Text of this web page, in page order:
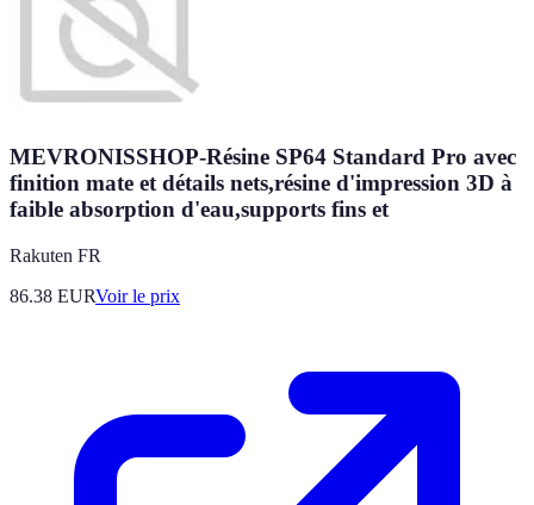
MEVRONISSHOP-Résine SP64 Standard Pro avec
finition mate et détails nets,résine d'impression 3D à
faible absorption d'eau,supports fins et
Rakuten FR
86.38 EURVoir le prix